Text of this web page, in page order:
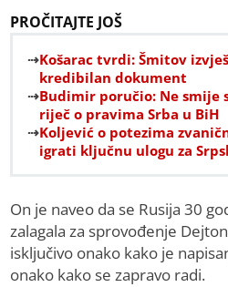
PROČITAJTE JOŠ
Košarac tvrdi: Šmitov
kredibilan dokument
Budimir poručio: Ne smije
riječ o pravima Srba u BiH
Koljević o potezima
igrati ključnu ulogu za
On je naveo da se Rusija 30
zalagala za sprovođenje
isključivo onako kako je
onako kako se zapravo radi.